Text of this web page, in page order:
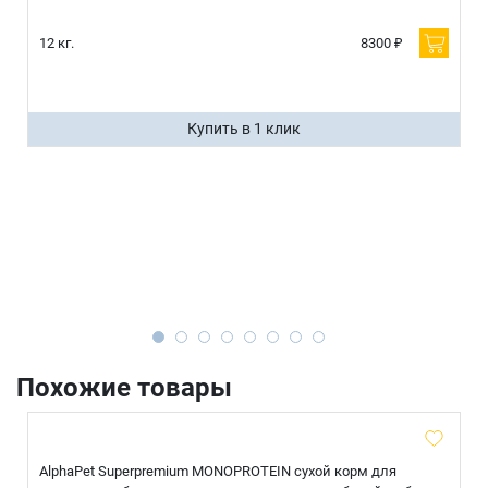
12 кг. 8300 ₽
Купить в 1 клик
Похожие товары
AlphaPet Superpremium MONOPROTEIN сухой корм для